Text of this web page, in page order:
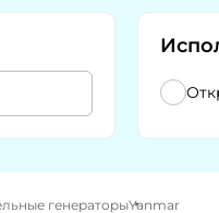
генераторыYanmar